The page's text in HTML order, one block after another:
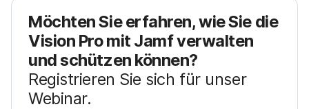
Möchten Sie erfahren, wie Sie die
Vision Pro mit Jamf verwalten
und schützen können?
Registrieren Sie sich für unser
Webinar.